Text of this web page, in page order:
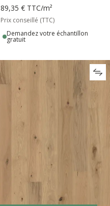
89,35 € TTC/m²
Prix conseillé (TTC)
Demandez votre échantillon
gratuit